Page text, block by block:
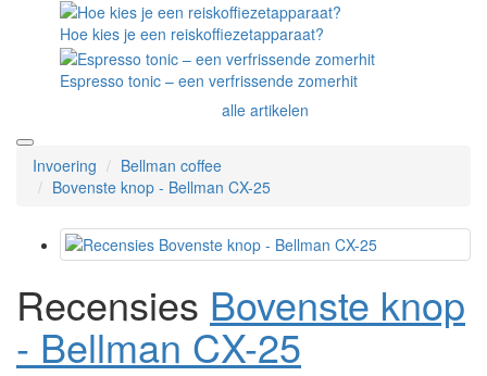
Hoe kies je een reiskoffiezetapparaat?
Espresso tonic – een verfrissende zomerhit
alle artikelen
Invoering
Bellman coffee
Bovenste knop - Bellman CX-25
Recensies Bovenste knop
- Bellman CX-25